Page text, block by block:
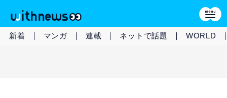
新着 マンガ 連載 ネットで話題 WORLD